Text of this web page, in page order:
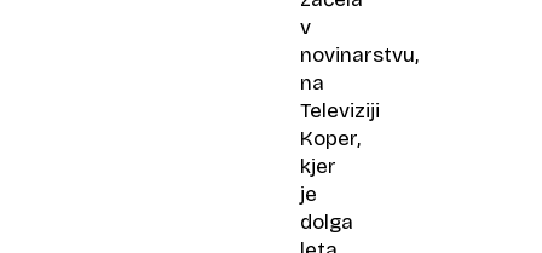
v
novinarstvu,
na
Televiziji
Koper,
kjer
je
dolga